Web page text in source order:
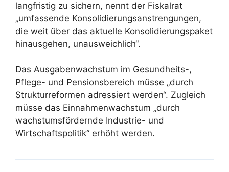
langfristig zu sichern, nennt der Fiskalrat
„umfassende Konsolidierungsanstrengungen,
die weit über das aktuelle Konsolidierungspaket
hinausgehen, unausweichlich“.
Das Ausgabenwachstum im Gesundheits-,
Pflege- und Pensionsbereich müsse „durch
Strukturreformen adressiert werden“. Zugleich
müsse das Einnahmenwachstum „durch
wachstumsfördernde Industrie- und
Wirtschaftspolitik“ erhöht werden.